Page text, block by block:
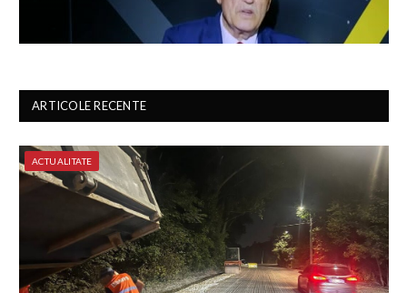
ARTICOLE RECENTE
ACTUALITATE